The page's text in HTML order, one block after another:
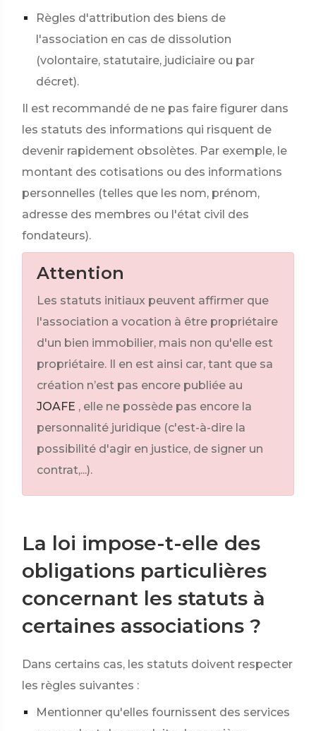
Règles d'attribution des biens de
l'association en cas de dissolution
(volontaire, statutaire, judiciaire ou par
décret).
Il est recommandé de ne pas faire figurer dans
les statuts des informations qui risquent de
devenir rapidement obsolètes. Par exemple, le
montant des cotisations ou des informations
personnelles (telles que les nom, prénom,
adresse des membres ou l'état civil des
fondateurs).
Attention
Les statuts initiaux peuvent affirmer que
l'association a vocation à être propriétaire
d'un bien immobilier, mais non qu'elle est
propriétaire. Il en est ainsi car, tant que sa
création n’est pas encore publiée au
JOAFE , elle ne possède pas encore la
personnalité juridique (c'est-à-dire la
possibilité d'agir en justice, de signer un
contrat,...).
La loi impose-t-elle des
obligations particulières
concernant les statuts à
certaines associations ?
Dans certains cas, les statuts doivent respecter
les règles suivantes :
Mentionner qu'elles fournissent des services